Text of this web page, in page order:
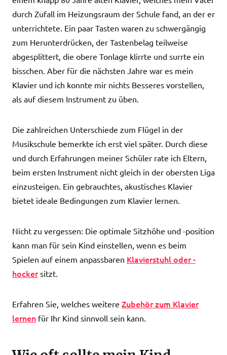
durch Zufall im Heizungsraum der Schule fand, an der er
unterrichtete. Ein paar Tasten waren zu schwergängig
zum Herunterdrücken, der Tastenbelag teilweise
abgesplittert, die obere Tonlage klirrte und surrte ein
bisschen. Aber für die nächsten Jahre war es mein
Klavier und ich konnte mir nichts Besseres vorstellen,
als auf diesem Instrument zu üben.
Die zahlreichen Unterschiede zum Flügel in der
Musikschule bemerkte ich erst viel später. Durch diese
und durch Erfahrungen meiner Schüler rate ich Eltern,
beim ersten Instrument nicht gleich in der obersten Liga
einzusteigen. Ein gebrauchtes, akustisches Klavier
bietet ideale Bedingungen zum Klavier lernen.
Nicht zu vergessen: Die optimale Sitzhöhe und -position
kann man für sein Kind einstellen, wenn es beim
Spielen auf einem anpassbaren Klavierstuhl oder -
hockersitzt.
Erfahren Sie, welches weitere Zubehör zum Klavier
lernen für Ihr Kind sinnvoll sein kann.